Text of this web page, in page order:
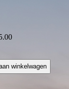
winkelwagen